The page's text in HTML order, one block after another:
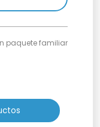
paquete familiar